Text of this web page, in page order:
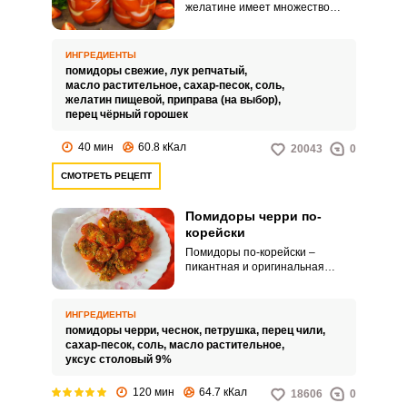
желатине имеет множество
ИНГРЕДИЕНТЫ
помидоры свежие, лук репчатый,
масло растительное, сахар-песок, соль,
желатин пищевой, приправа (на выбор),
перец чёрный горошек
40 мин 60.8 кКал 20043 0
СМОТРЕТЬ РЕЦЕПТ
Помидоры черри по-
корейски
Помидоры по-корейски –
пикантная и оригинальная
маленьких и сочных черри.
ИНГРЕДИЕНТЫ
помидоры черри, чеснок, петрушка, перец чили,
сахар-песок, соль, масло растительное,
уксус столовый 9%
120 мин 64.7 кКал 18606 0